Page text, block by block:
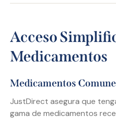
Acceso
Medicamentos
Medicamentos
JustDirect asegura que
gama de medicamentos